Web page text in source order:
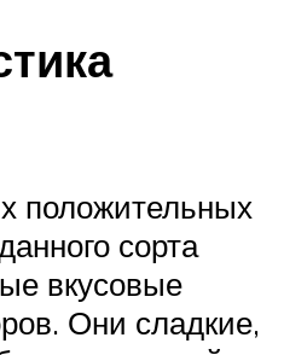
положительных
сорта
вкусовые
Они сладкие,